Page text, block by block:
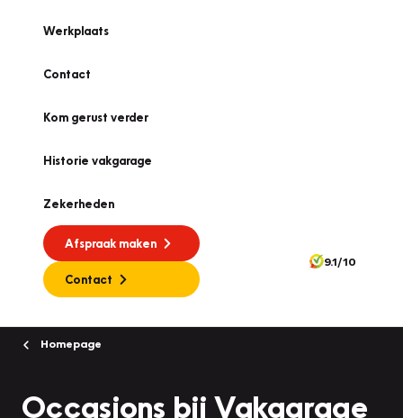
Werkplaats
Contact
Kom gerust verder
Historie vakgarage
Zekerheden
Afspraak maken
Contact
9.1/10
Homepage
Occasions bij Vakgarage